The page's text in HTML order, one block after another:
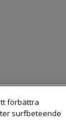
Box 11076,
förbättra
surfbeteende